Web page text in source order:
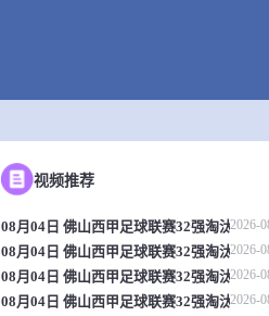
视频推荐
08月04日 佛山西甲足球联赛32强淘汰赛 肇
2026-
08月04日 佛山西甲足球联赛32强淘汰赛 贪
2026-
08月04日 佛山西甲足球联赛32强淘汰赛2026-
08月04日 佛山西甲足球联赛32强淘汰赛2026-